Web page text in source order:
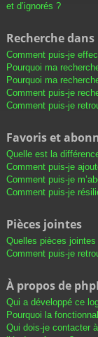
et d’ignorés ?
Recherche
Comment puis-je
Pourquoi ma
Pourquoi ma
Comment puis-je
Comment puis-je
Favoris et
Quelle est la
Comment puis-je
Comment puis-je
Comment puis-je
Pièces jointes
Quelles pièces
Comment puis-je
À propos de
Qui a développé ce
Pourquoi la
Qui dois-je contacter